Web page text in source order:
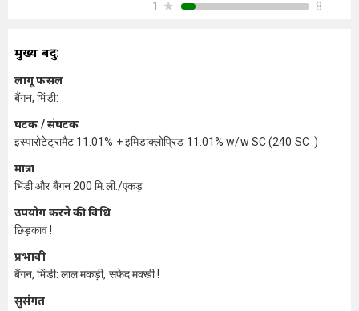
1
★ 8
मुख्य बिंदु:
लागू फसलें
बैंगन, भिंडी:
घटक / संघटक
इस्पारोटेट्रामैट 11.01% + इमिडाक्लोप्रिड 11.01% w/w SC (240 SC .)
मात्रा
भिंडी और बैंगन 200 मि.ली./एकड़
उपयोग करने की विधि
छिड़काव !
प्रभावी
बैंगन, भिंडी: लाल मकड़ी, सफेद मक्खी !
सुसंगत